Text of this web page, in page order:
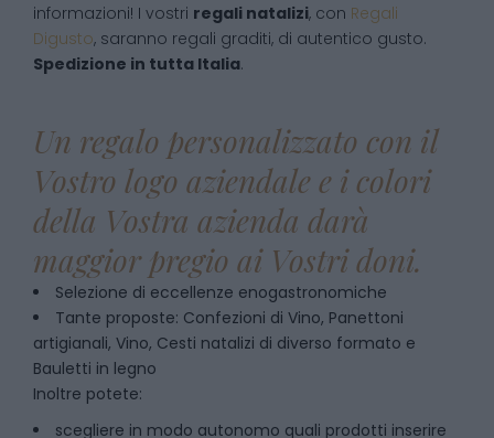
informazioni! I vostri regali natalizi, con Regali
Digusto, saranno regali graditi, di autentico gusto.
Spedizione in tutta Italia.
Un regalo personalizzato con il
Vostro logo aziendale e i colori
della Vostra azienda darà
maggior pregio ai Vostri doni.
Selezione di eccellenze enogastronomiche
Tante proposte: Confezioni di Vino, Panettoni
artigianali, Vino, Cesti natalizi di diverso formato e
Bauletti in legno
Inoltre potete:
scegliere in modo autonomo quali prodotti inserire